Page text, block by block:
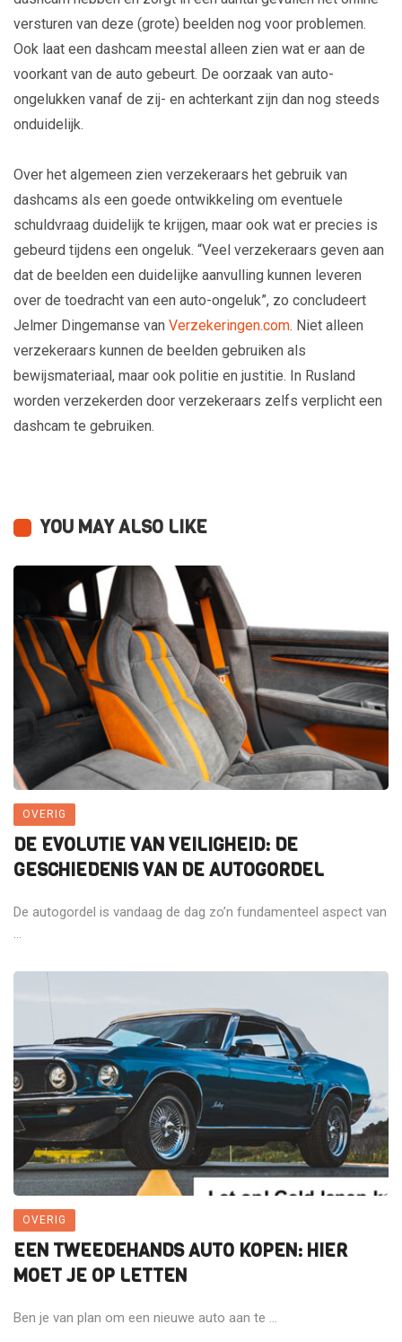
versturen van deze (grote) beelden nog voor problemen.
Ook laat een dashcam meestal alleen zien wat er aan de
voorkant van de auto gebeurt. De oorzaak van auto-
ongelukken vanaf de zij- en achterkant zijn dan nog steeds
onduidelijk.
Over het algemeen zien verzekeraars het gebruik van
dashcams als een goede ontwikkeling om eventuele
schuldvraag duidelijk te krijgen, maar ook wat er precies is
gebeurd tijdens een ongeluk. “Veel verzekeraars geven aan
dat de beelden een duidelijke aanvulling kunnen leveren
over de toedracht van een auto-ongeluk”, zo concludeert
Jelmer Dingemanse van Verzekeringen.com. Niet alleen
verzekeraars kunnen de beelden gebruiken als
bewijsmateriaal, maar ook politie en justitie. In Rusland
worden verzekerden door verzekeraars zelfs verplicht een
dashcam te gebruiken.
YOU MAY ALSO LIKE
OVERIG
DE EVOLUTIE VAN VEILIGHEID: DE
GESCHIEDENIS VAN DE AUTOGORDEL
De autogordel is vandaag de dag zo’n fundamenteel aspect van
...
OVERIG
EEN TWEEDEHANDS AUTO KOPEN: HIER
MOET JE OP LETTEN
Ben je van plan om een nieuwe auto aan te ...